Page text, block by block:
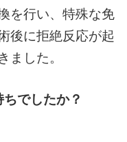
を行い、特殊な免
後に拒絶反応が起
ました。
でしたか？